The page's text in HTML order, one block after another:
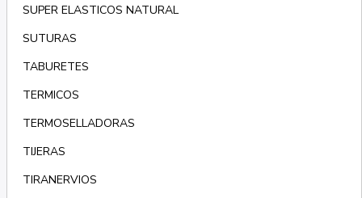
SUPER ELASTICOS NATURAL
SUTURAS
TABURETES
TERMICOS
TERMOSELLADORAS
TIJERAS
TIRANERVIOS